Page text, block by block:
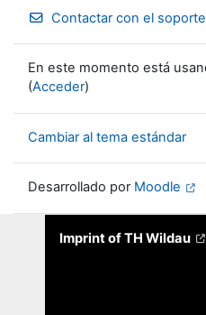
Contactar con el
En este momento está
(Acceder)
Cambiar al tema estándar
Desarrollado por Moodle
Imprint of TH Wildau